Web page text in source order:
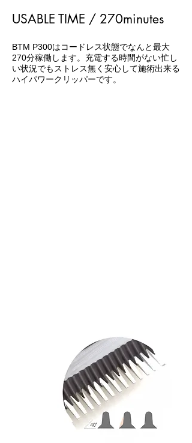
USABLE TIME / 270minutes
BTM P300はコードレス状態でなんと最大
270分稼働します。充電する時間がない忙し
い状況でもストレス無く安心して施術出来る
ハイパワークリッパーです。